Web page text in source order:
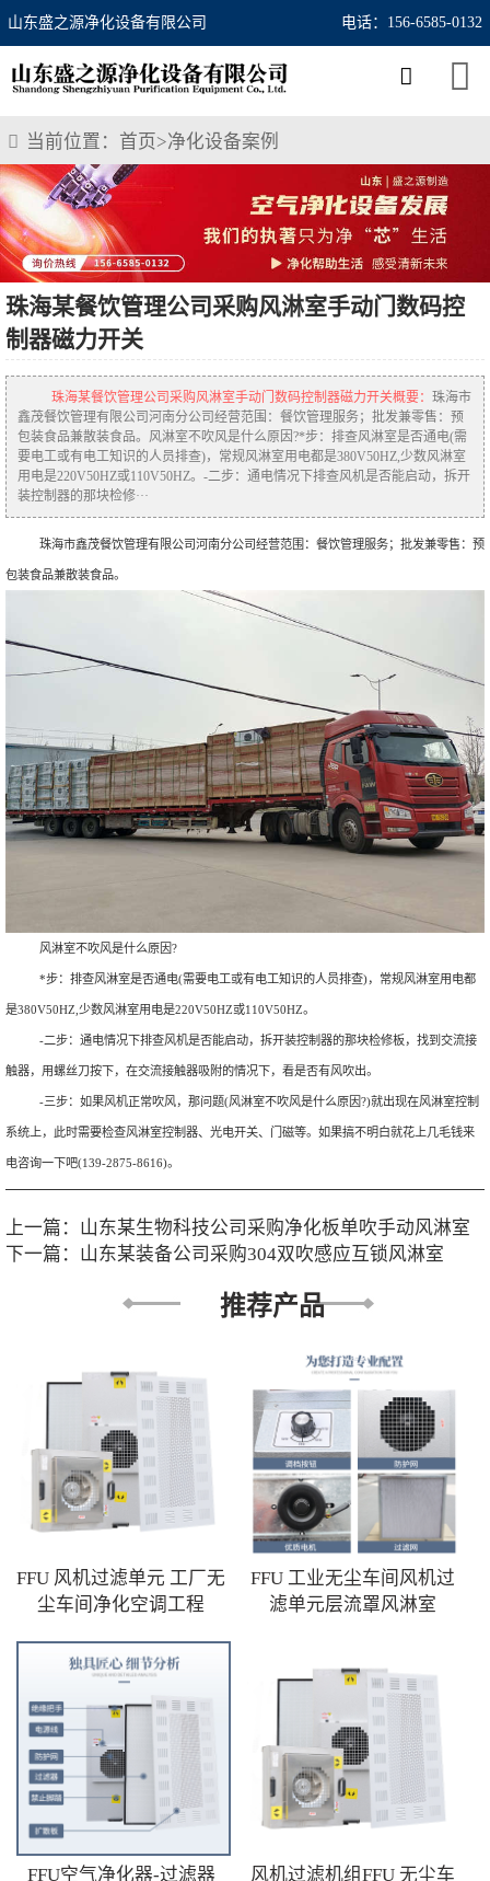
山东盛之源净化设备有限公司 电话：156-6585-0132
当前位置： 首页>净化设备案例
珠海某餐饮管理公司采购风淋室手动门数码控
制器磁力开关
珠海某餐饮管理公司采购风淋室手动门数码控制器磁力开关概要： 珠海市
鑫茂餐饮管理有限公司河南分公司经营范围：餐饮管理服务；批发兼零售：预
包装食品兼散装食品。风淋室不吹风是什么原因?*步：排查风淋室是否通电(需
要电工或有电工知识的人员排查)，常规风淋室用电都是380V50HZ,少数风淋室
用电是220V50HZ或110V50HZ。-二步：通电情况下排查风机是否能启动，拆开
装控制器的那块检修···
珠海市鑫茂餐饮管理有限公司河南分公司经营范围：餐饮管理服务；批发兼零售：预
包装食品兼散装食品。
风淋室不吹风是什么原因?
*步：排查风淋室是否通电(需要电工或有电工知识的人员排查)，常规风淋室用电都
是380V50HZ,少数风淋室用电是220V50HZ或110V50HZ。
-二步：通电情况下排查风机是否能启动，拆开装控制器的那块检修板，找到交流接
触器，用螺丝刀按下，在交流接触器吸附的情况下，看是否有风吹出。
-三步：如果风机正常吹风，那问题(风淋室不吹风是什么原因?)就出现在风淋室控制
系统上，此时需要检查风淋室控制器、光电开关、门磁等。如果搞不明白就花上几毛钱来
电咨询一下吧(139-2875-8616)。
上一篇： 山东某生物科技公司采购净化板单吹手动风淋室
下一篇： 山东某装备公司采购304双吹感应互锁风淋室
推荐产品
FFU 风机过滤单元 工厂无
尘车间净化空调工程
FFU 工业无尘车间风机过
滤单元层流罩风淋室
FFU空气净化器-过滤器
风机过滤机组FFU 无尘车